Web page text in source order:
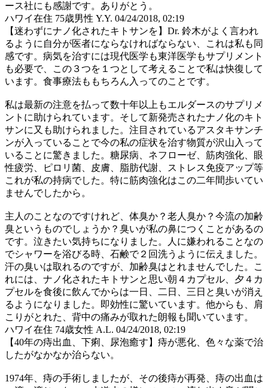
ース社にも感謝です。ありがとう。
ハワイ在住 75歳男性 Y.Y. 04/24/2018, 02:19
【迷わずにナノ化されたキトサンを】Dr. 鈴木がよく言われ
るように自分が医者にならなければならない、これは私も同
感です。病気を治すには現代医学も東洋医学もサプリメント
も必要で、この３つを１つとして考えることで私は快復して
います。食事療法ももちろん入ってのことです。
私は最新の注意を払って数十年以上もエルダースのサプリメ
ントに助けられています。そして新発売されたナノ化のキト
サンに又も助けられました。注目されているアスタキサンチ
ンが入っていることで今の私の症状を治す物質が沢山入って
いることに驚きました。糖尿病、ネフローゼ、筋肉強化、眼
性疲労、ピロリ菌、皮膚、脂肪代謝、ストレス免疫アップ等
これが私の持病でした。特に筋肉強化はこの二年間歩いてい
ませんでしたから。
主人のことなのですけれど、体臭か？老人臭か？今流の加齢
臭というものでしょうか？臭いが私の鼻につくことがあるの
です。泣きたい気持ちになりました。人に嫌われることなの
でシャワーを浴びる時、石鹸で２回洗うように伝えました。
汗の臭いは取れるのですが、加齢臭はとれませんでした。こ
れには、ナノ化されたキトサンと思い朝４カプセル、夕４カ
プセルを食後に飲んでからは一日、二日、三日と臭いが消え
るようになりました。即効性に驚いています。他からも、肩
こりがとれた、背中の痛みが取れた朗報も聞いています。
ハワイ在住 74歳女性 A.L. 04/24/2018, 02:19
【40年の痔出血、下痢、尿泡癒す】痔が悪化、色々な薬で治
したがなかなか治らない。
1974年、痔の手術しましたが、その後痔が再発、痔の出血は